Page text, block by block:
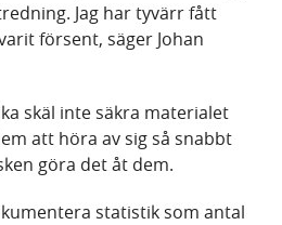
Jag har tyvärr fått
försent, säger Johan
skäl inte säkra materialet
att höra av sig så snabbt
göra det åt dem.
statistik som antal